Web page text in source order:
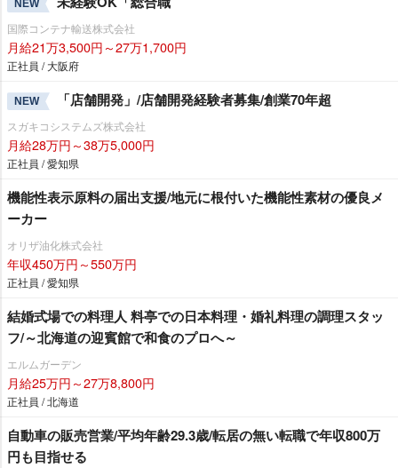
NEW
国際コンテナ輸送株式会社
月給21万3,500円～27万1,700円
正社員 / 大阪府
NEW 「店舗開発」/店舗開発経験者募集/創業70年超
スガキコシステムズ株式会社
月給28万円～38万5,000円
正社員 / 愛知県
機能性表示原料の届出支援/地元に根付いた機能性素材の優良メ
ーカー
オリザ油化株式会社
年収450万円～550万円
正社員 / 愛知県
結婚式場での料理人 料亭での日本料理・婚礼料理の調理スタッ
フ/～北海道の迎賓館で和食のプロへ～
エルムガーデン
月給25万円～27万8,800円
正社員 / 北海道
自動車の販売営業/平均年齢29.3歳/転居の無い転職で年収800万
円も目指せる